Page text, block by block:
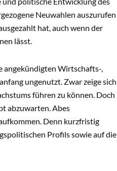
Neuwahlen auszurufen
hat, auch wenn der
lässt.
angekündigten Wirtschafts-,
ungenutzt. Zwar zeige sich
führen zu können. Doch
abzuwarten. Abes
Denn kurzfristig
Profils sowie auf die